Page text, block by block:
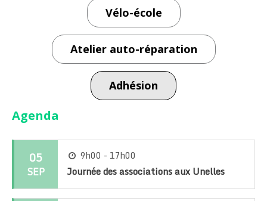
Vélo-école
Atelier auto-réparation
Adhésion
Agenda
05
SEP
9h00 - 17h00
Journée des associations aux Unelles